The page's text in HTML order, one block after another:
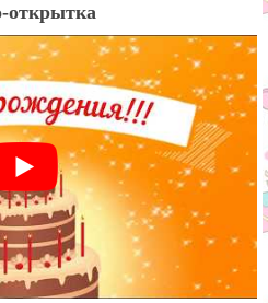
открытка